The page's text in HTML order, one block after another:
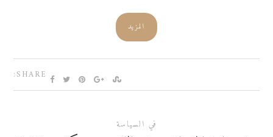
المزيد
SHARE:
في السياسة